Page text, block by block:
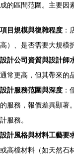
成的區間范圍。主要因
項目規模與復雜程度 ：
高）、是否需要大規模
設計公司資質與設計師
通常更高，但其帶來的
設計服務范圍與深度 ：
的服務，報價差異顯著
計服務。
設計風格與材料工藝要
或高檔材料（如天然石